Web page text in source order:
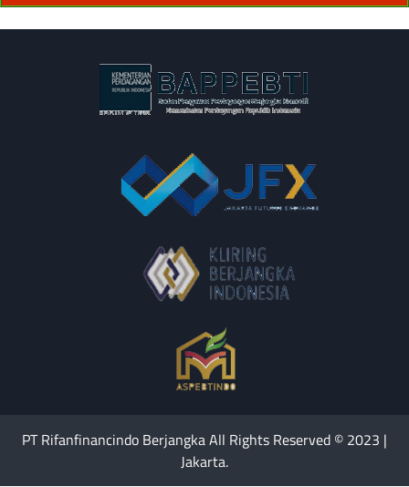
PT Rifanfinancindo Berjangka All Rights Reserved © 2023 |
Jakarta.